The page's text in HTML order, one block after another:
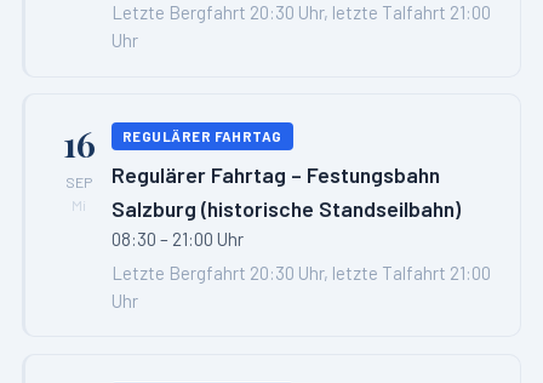
Letzte Bergfahrt 20:30 Uhr, letzte Talfahrt 21:00
Uhr
16
SEP
Mi
REGULÄRER FAHRTAG
Regulärer Fahrtag – Festungsbahn
Salzburg (historische Standseilbahn)
08:30 – 21:00 Uhr
Letzte Bergfahrt 20:30 Uhr, letzte Talfahrt 21:00
Uhr